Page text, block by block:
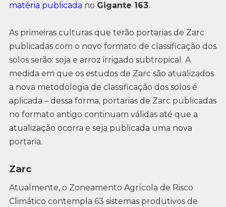
matéria publicada no Gigante 163.
As primeiras culturas que terão portarias de Zarc
publicadas com o novo formato de classificação dos
solos serão: soja e arroz irrigado subtropical. A
medida em que os estudos de Zarc são atualizados
a nova metodologia de classificação dos solos é
aplicada – dessa forma, portarias de Zarc publicadas
no formato antigo continuam válidas até que a
atualização ocorra e seja publicada uma nova
portaria.
Zarc
Atualmente, o Zoneamento Agrícola de Risco
Climático contempla 63 sistemas produtivos de